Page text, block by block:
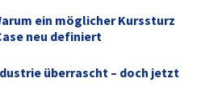
ein möglicher Kurssturz
neu definiert
überrascht – doch jetzt